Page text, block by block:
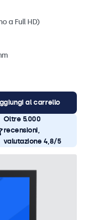
a Full HD)
al carrello
Oltre 5.000
recensioni,
valutazione 4,8/5